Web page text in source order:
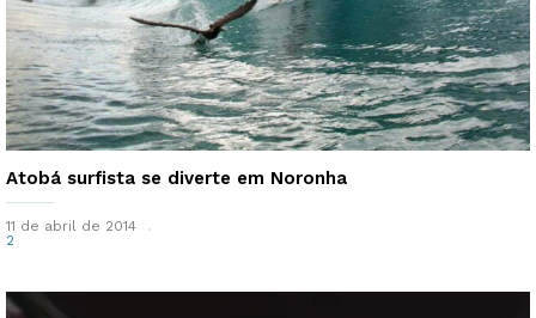
Atobá surfista se diverte em Noronha
11 de abril de 2014
2